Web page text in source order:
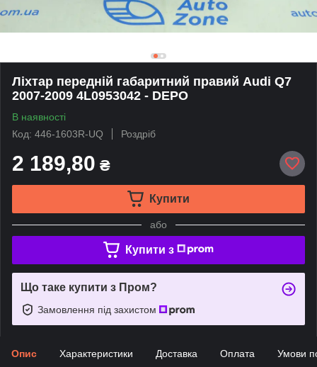
Ліхтар передній габаритний правий Audi Q7
2007-2009 4L0953042 - DEPO
В наявності
Код: 446-1603R-UQ
Роздріб
2 189,80 ₴
Купити
або
Купити з
Що таке купити з Пром?
Замовлення під захистом
Опис Характеристики Доставка Оплата Умови